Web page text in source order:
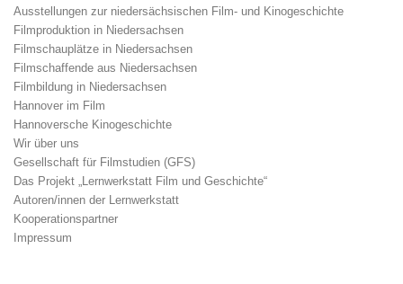
Ausstellungen zur niedersächsischen Film- und Kinogeschichte
Filmproduktion in Niedersachsen
Filmschauplätze in Niedersachsen
Filmschaffende aus Niedersachsen
Filmbildung in Niedersachsen
Hannover im Film
Hannoversche Kinogeschichte
Wir über uns
Gesellschaft für Filmstudien (GFS)
Das Projekt „Lernwerkstatt Film und Geschichte“
Autoren/innen der Lernwerkstatt
Kooperationspartner
Impressum